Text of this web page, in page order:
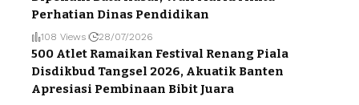
Perhatian Dinas Pendidikan
108 Views 28/07/2026
500 Atlet Ramaikan Festival Renang Piala
Disdikbud Tangsel 2026, Akuatik Banten
Apresiasi Pembinaan Bibit Juara